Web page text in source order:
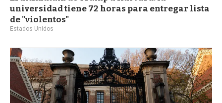
universidad tiene 72 horas para entregar lista
de "violentos"
Estados Unidos